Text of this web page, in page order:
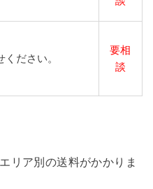
ださい。
要相
談
リア別の送料がかかりま